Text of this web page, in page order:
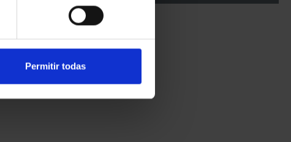
Permitir todas